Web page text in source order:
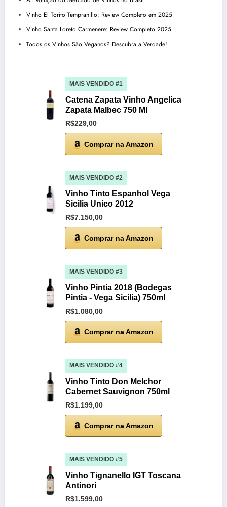
Vinho El Torito Tempranillo: Review Completo em 2025
Vinho Santa Loreto Carmenere: Review Completo 2025
Todos os Vinhos São Veganos? Descubra a Verdade!
MAIS VENDIDO #1
Catena Zapata Vinho Angelica
Zapata Malbec 750 Ml
R$229,00
Comprar na Amazon
MAIS VENDIDO #2
Vinho Tinto Espanhol Vega
Sicilia Unico 2012
R$7.150,00
Comprar na Amazon
MAIS VENDIDO #3
Vinho Pintia 2018 (Bodegas
Pintia - Vega Sicilia) 750ml
R$1.080,00
Comprar na Amazon
MAIS VENDIDO #4
Vinho Tinto Don Melchor
Cabernet Sauvignon 750ml
R$1.199,00
Comprar na Amazon
MAIS VENDIDO #5
Vinho Tignanello IGT Toscana
Antinori
R$1.599,00